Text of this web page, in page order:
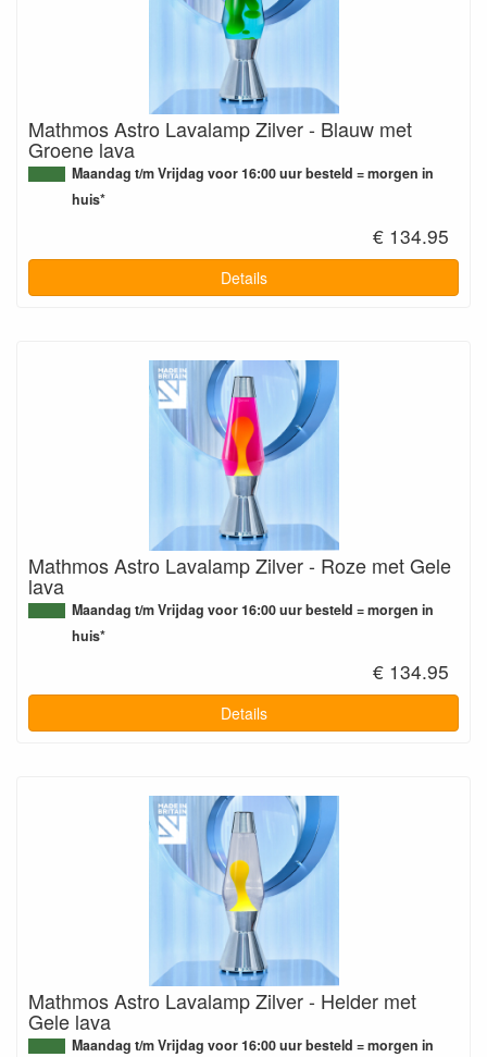
Mathmos Astro Lavalamp Zilver - Blauw met
Groene lava
Maandag t/m Vrijdag voor 16:00 uur besteld = morgen in
huis*
€ 134.95
Details
Mathmos Astro Lavalamp Zilver - Roze met Gele
lava
Maandag t/m Vrijdag voor 16:00 uur besteld = morgen in
huis*
€ 134.95
Details
Mathmos Astro Lavalamp Zilver - Helder met
Gele lava
Maandag t/m Vrijdag voor 16:00 uur besteld = morgen in